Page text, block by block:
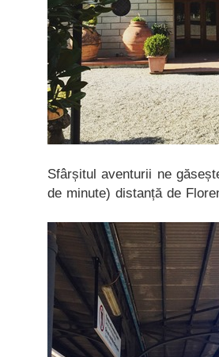
Sfârșitul aventurii ne
de minute) distanță de